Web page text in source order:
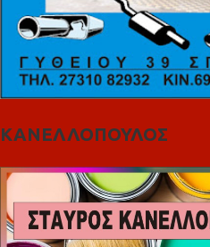
ΚΑΝΕΛΛΟΠΟΥΛΟΣ